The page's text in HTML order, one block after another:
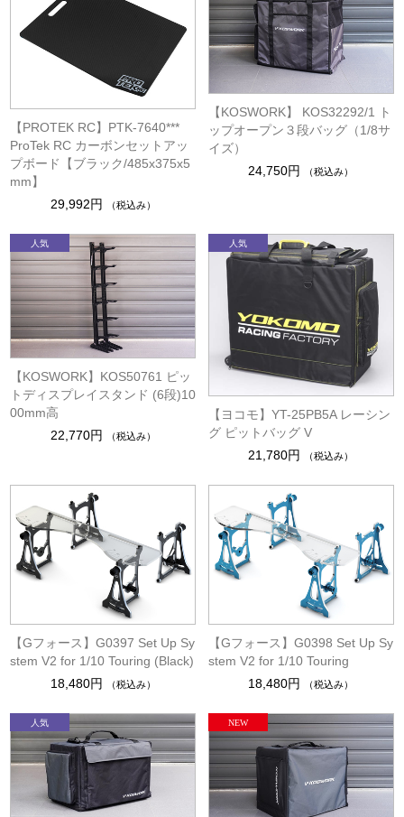
【PROTEK RC】PTK-7640***
ProTek RC カーボンセットアッ
プボード【ブラック/485x375x5
mm】
29,992円
（税込み）
【KOSWORK】 KOS32292/1 ト
ップオープン３段バッグ（1/8サ
イズ）
24,750円
（税込み）
【KOSWORK】KOS50761 ピッ
トディスプレイスタンド (6段)10
00mm高
22,770円
（税込み）
【ヨコモ】YT-25PB5A レーシン
グ ピットバッグ V
21,780円
（税込み）
【Gフォース】G0397 Set Up Sy
stem V2 for 1/10 Touring (Black)
18,480円
（税込み）
【Gフォース】G0398 Set Up Sy
stem V2 for 1/10 Touring
18,480円
（税込み）